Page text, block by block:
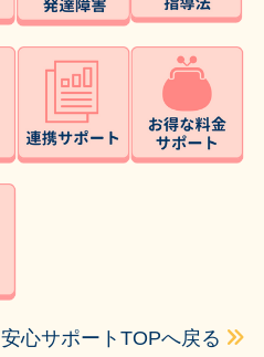
安心サポートTOPへ戻る